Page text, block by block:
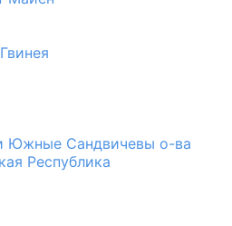
Южные Сандвичевы о-ва
Республика